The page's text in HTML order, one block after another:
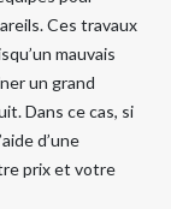
Ces travaux
mauvais
un grand
Dans ce cas, si
d’une
prix et votre